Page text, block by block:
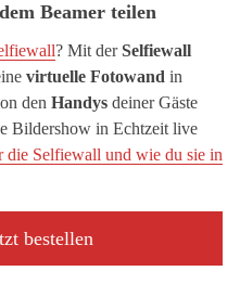
Beamer teilen
? Mit derSelfiewall
virtuelle Fotowand in
den Handys deiner Gäste
Bildershow in Echtzeit live
die Selfiewall und wie du sie in
bestellen